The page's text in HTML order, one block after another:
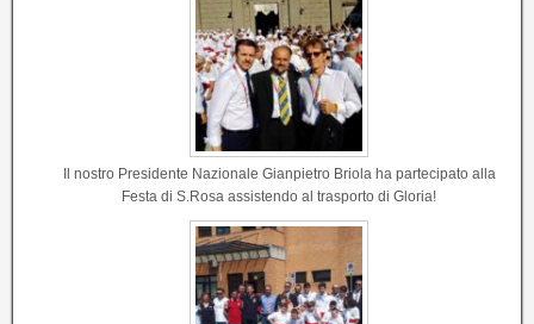
Il nostro Presidente Nazionale Gianpietro Briola ha partecipato alla
Festa di S.Rosa assistendo al trasporto di Gloria!